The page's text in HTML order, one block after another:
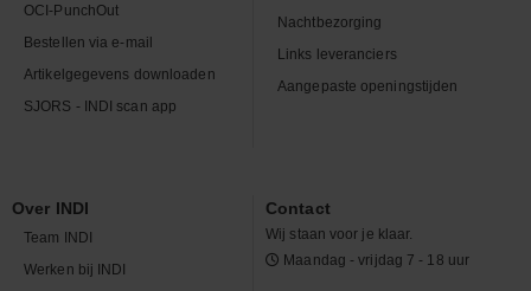
OCI-PunchOut
Bestellen via e-mail
Artikelgegevens downloaden
SJORS - INDI scan app
Nachtbezorging
Links leveranciers
Aangepaste openingstijden
Over INDI
Team INDI
Werken bij INDI
Contact
Wij staan voor je klaar.
Maandag - vrijdag 7 - 18 uur